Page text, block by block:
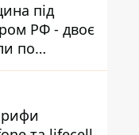
під
РФ - двоє
по